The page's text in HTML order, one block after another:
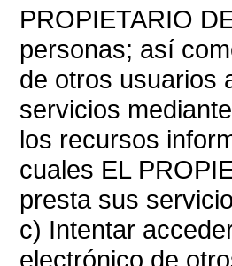
PROPIETARIO
personas; así
de otros usuarios
servicios
los recursos
cuales EL
presta sus
c) Intentar
electrónico de